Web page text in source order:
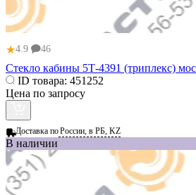
★4.9 46
Стекло кабины 5Т-4391 (триплекс)
ID товара: 451252
Цена по запросу
Доставка поРоссии, в РБ, KZ
В наличии